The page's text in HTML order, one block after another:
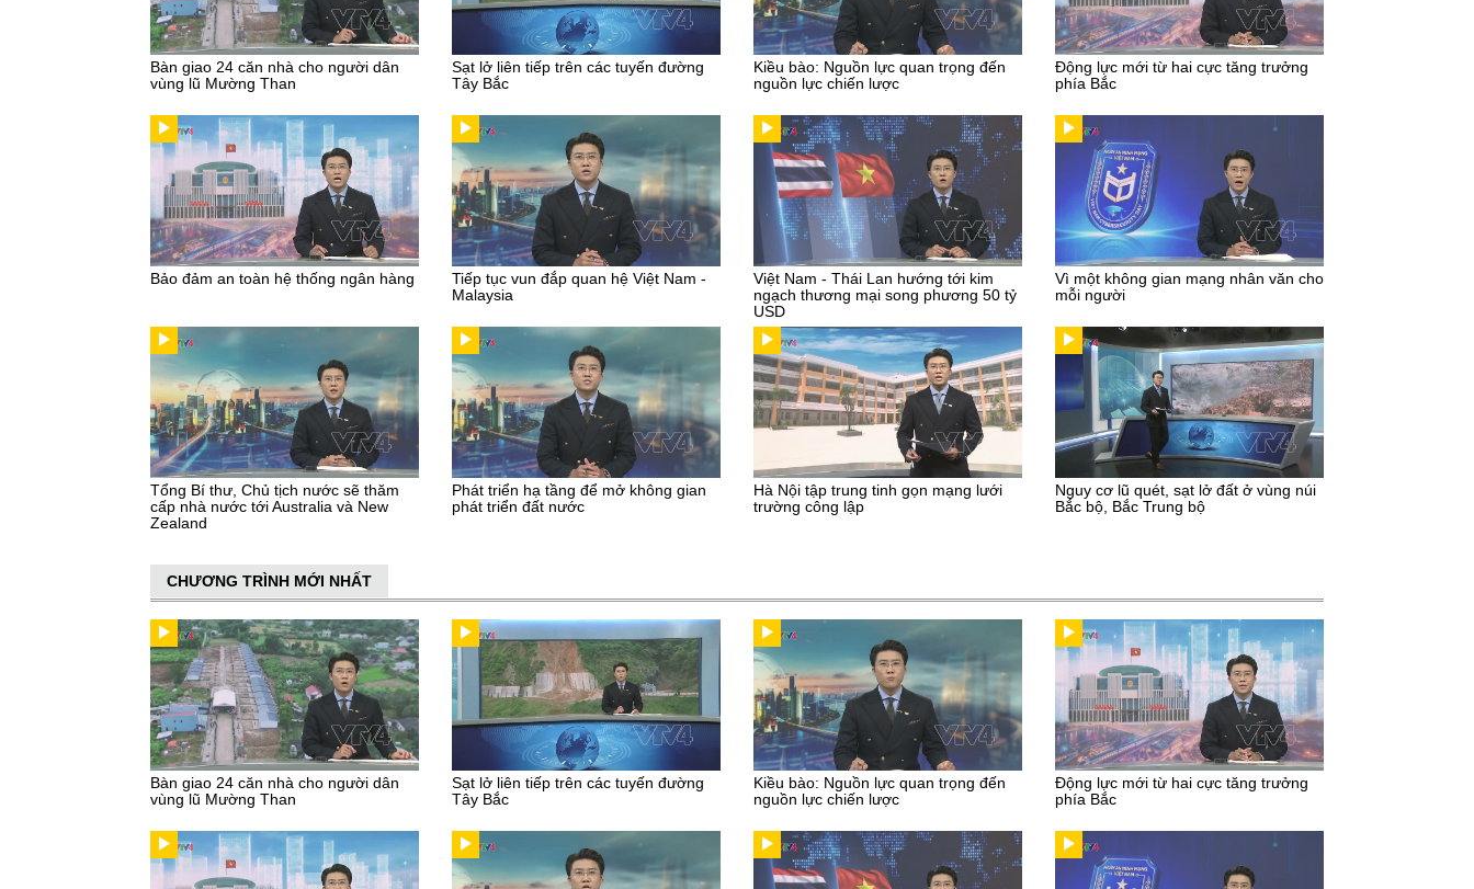
Bàn giao 24 căn nhà cho người dân
vùng lũ Mường Than
Sạt lở liên tiếp trên các tuyến đường
Tây Bắc
Kiều bào: Nguồn lực quan trọng đến
nguồn lực chiến lược
Động lực mới từ hai cực tăng trưởng
phía Bắc
Bảo đảm an toàn hệ thống ngân hàng
Tiếp tục vun đắp quan hệ Việt Nam -
Malaysia
Việt Nam - Thái Lan hướng tới kim
ngạch thương mại song phương 50 tỷ
USD
Vì một không gian mạng nhân văn cho
mỗi người
Tổng Bí thư, Chủ tịch nước sẽ thăm
cấp nhà nước tới Australia và New
Zealand
Phát triển hạ tầng để mở không gian
phát triển đất nước
Hà Nội tập trung tinh gọn mạng lưới
trường công lập
Nguy cơ lũ quét, sạt lở đất ở vùng núi
Bắc bộ, Bắc Trung bộ
CHƯƠNG TRÌNH MỚI NHẤT
Bàn giao 24 căn nhà cho người dân
vùng lũ Mường Than
Sạt lở liên tiếp trên các tuyến đường
Tây Bắc
Kiều bào: Nguồn lực quan trọng đến
nguồn lực chiến lược
Động lực mới từ hai cực tăng trưởng
phía Bắc